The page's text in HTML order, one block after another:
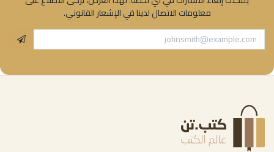
معلومات الاتصال لدينا في الإشعار القانوني.